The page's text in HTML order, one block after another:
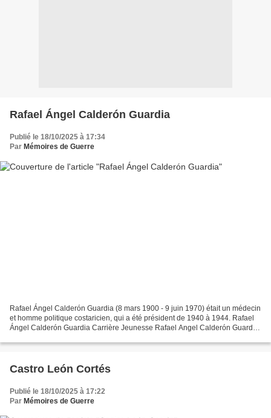
Rafael Ángel Calderón Guardia
Publié le 18/10/2025 à 17:34
Par Mémoires de Guerre
Rafael Ángel Calderón Guardia (8 mars 1900 - 9 juin 1970) était un médecin
et homme politique costaricien, qui a été président de 1940 à 1944. Rafael
Ángel Calderón Guardia Carrière Jeunesse Rafael Angel Calderón Guardia
Castro León Cortés
Publié le 18/10/2025 à 17:22
Par Mémoires de Guerre